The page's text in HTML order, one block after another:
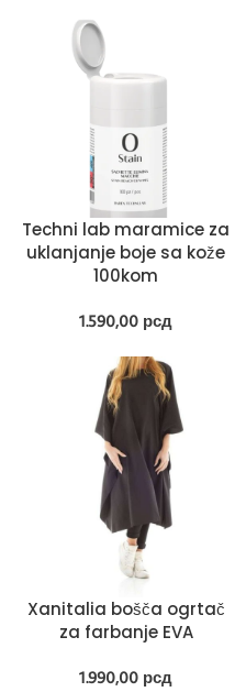
Techni lab maramice za
uklanjanje boje sa kože
100kom
1.590,00 рсд
Xanitalia bošča ogrtač
za farbanje EVA
1.990,00 рсд